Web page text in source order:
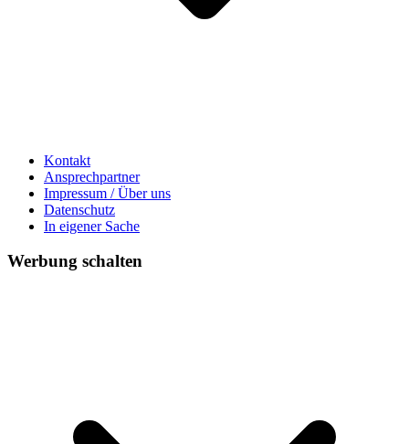
Kontakt
Ansprechpartner
Impressum / Über uns
Datenschutz
In eigener Sache
Werbung schalten